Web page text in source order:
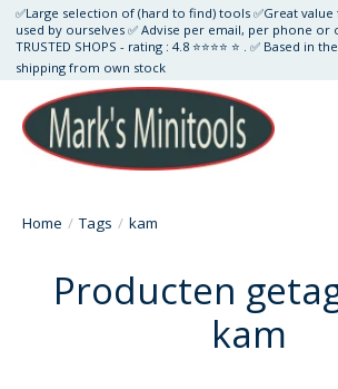
✅Large selection of (hard to find) tools ✅Great
used by ourselves ✅ Advise per email, per phone or
TRUSTED SHOPS - rating : 4.8 ⭐⭐⭐⭐ ⭐ . ✅ Based in
shipping from own stock
Home / Tags / kam
Producten
kam